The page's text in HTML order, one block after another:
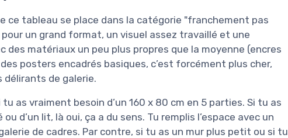
ce tableau se place dans la catégorie "franchement pas
pour un grand format, un visuel assez travaillé et une
des matériaux un peu plus propres que la moyenne (encres
des posters encadrés basiques, c’est forcément plus cher,
délirants de galerie.
tu as vraiment besoin d’un 160 x 80 cm en 5 parties. Si tu as
d’un lit, là oui, ça a du sens. Tu remplis l’espace avec un
de cadres. Par contre, si tu as un mur plus petit ou si tu